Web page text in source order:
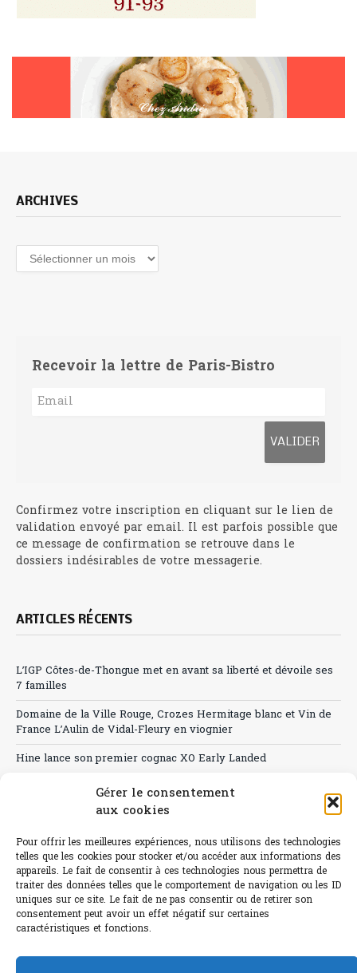
Gérer le consentement
aux cookies
Pour offrir les meilleures expériences, nous utilisons des technologies
telles que les cookies pour stocker et/ou accéder aux informations des
appareils. Le fait de consentir à ces technologies nous permettra de
traiter des données telles que le comportement de navigation ou les ID
uniques sur ce site. Le fait de ne pas consentir ou de retirer son
consentement peut avoir un effet négatif sur certaines
caractéristiques et fonctions.
ARCHIVES
Archives
Recevoir la lettre de Paris-Bistro
Confirmez votre inscription en cliquant sur le lien de
validation envoyé par email. Il est parfois possible que
ce message de confirmation se retrouve dans le
dossiers indésirables de votre messagerie.
ARTICLES RÉCENTS
L’IGP Côtes-de-Thongue met en avant sa liberté et dévoile ses
7 familles
Domaine de la Ville Rouge, Crozes Hermitage blanc et Vin de
France L’Aulin de Vidal-Fleury en viognier
Hine lance son premier cognac XO Early Landed
Canicule : A quand le CHR à « l’heure espagnole » ?
Sélection de rosés 2026
L'abus d'alcool est dangereux pour la santé.